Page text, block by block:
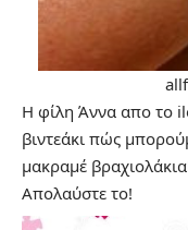
Η φίλη Άννα απο το
βιντεάκι πώς
μακραμέ
Απολαύστε το!